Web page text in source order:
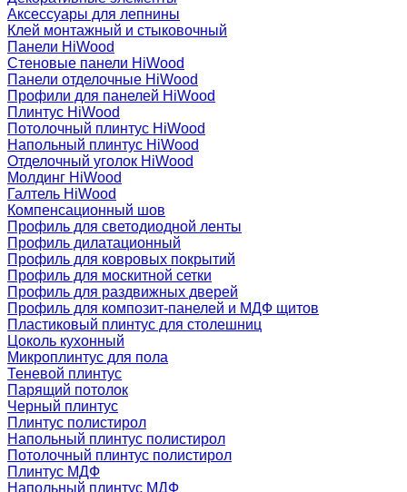
Аксессуары для лепнины
Клей монтажный и стыковочный
Панели HiWood
Стеновые панели HiWood
Панели отделочные HiWood
Профили для панелей HiWood
Плинтус HiWood
Потолочный плинтус HiWood
Напольный плинтус HiWood
Отделочный уголок HiWood
Молдинг HiWood
Галтель HiWood
Компенсационный шов
Профиль для светодиодной ленты
Профиль дилатационный
Профиль для ковровых покрытий
Профиль для москитной сетки
Профиль для раздвижных дверей
Профиль для композит-панелей и МДФ щитов
Пластиковый плинтус для столешниц
Цоколь кухонный
Микроплинтус для пола
Теневой плинтус
Парящий потолок
Черный плинтус
Плинтус полистирол
Напольный плинтус полистирол
Потолочный плинтус полистирол
Плинтус МДФ
Напольный плинтус МДФ